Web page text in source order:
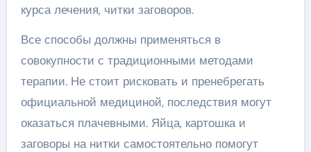
курса лечения, читки заговоров.
Все способы должны применяться в
совокупности с традиционными методами
терапии. Не стоит рисковать и пренебрегать
официальной медициной, последствия могут
оказаться плачевными. Яйца, картошка и
заговоры на нитки самостоятельно помогут